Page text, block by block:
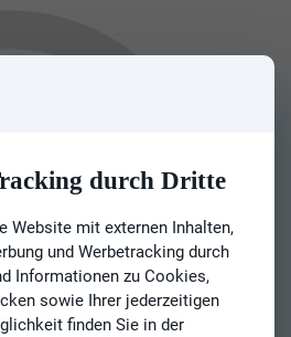
durch Dritte
Website mit externen Inhalten,
und Werbetracking durch
Informationen zu Cookies,
sowie Ihrer jederzeitigen
finden Sie in der